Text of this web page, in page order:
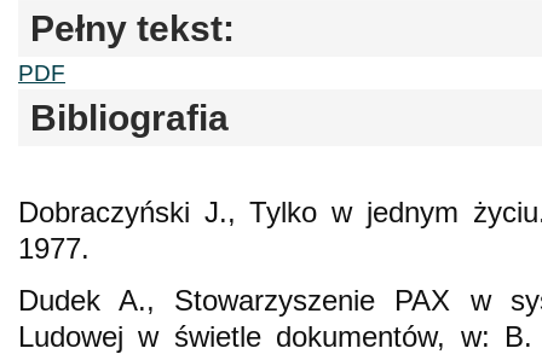
Pełny tekst:
PDF
Bibliografia
Dobraczyński J., Tylko w jednym
1977.
Dudek A., Stowarzyszenie PAX w
Ludowej w świetle dokumentów, w: